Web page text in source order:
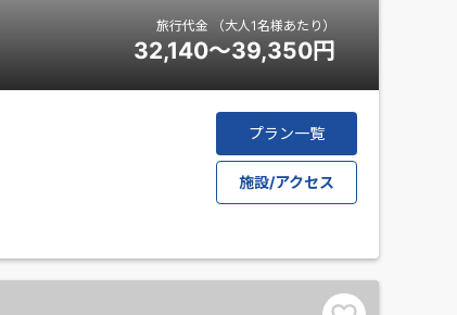
プラン一覧
施設/アクセス
旅行代金 （大人1名様あたり）
32,140～39,350円